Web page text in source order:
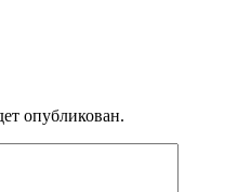
опубликован.